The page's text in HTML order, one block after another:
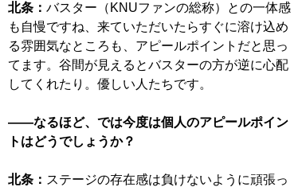
北条： バスター（KNUファンの総称）との一体感
も自慢ですね、来ていただいたらすぐに溶け込め
る雰囲気なところも、アピールポイントだと思っ
てます。谷間が見えるとバスターの方が逆に心配
してくれたり。優しい人たちです。
――なるほど、では今度は個人のアピールポイン
トはどうでしょうか？
北条： ステージの存在感は負けないように頑張っ